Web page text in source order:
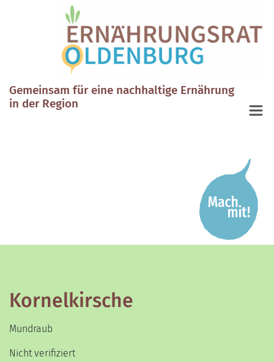
Gemeinsam für eine nachhaltige Ernährung
in der Region
Kornelkirsche
Mundraub
Nicht verifiziert